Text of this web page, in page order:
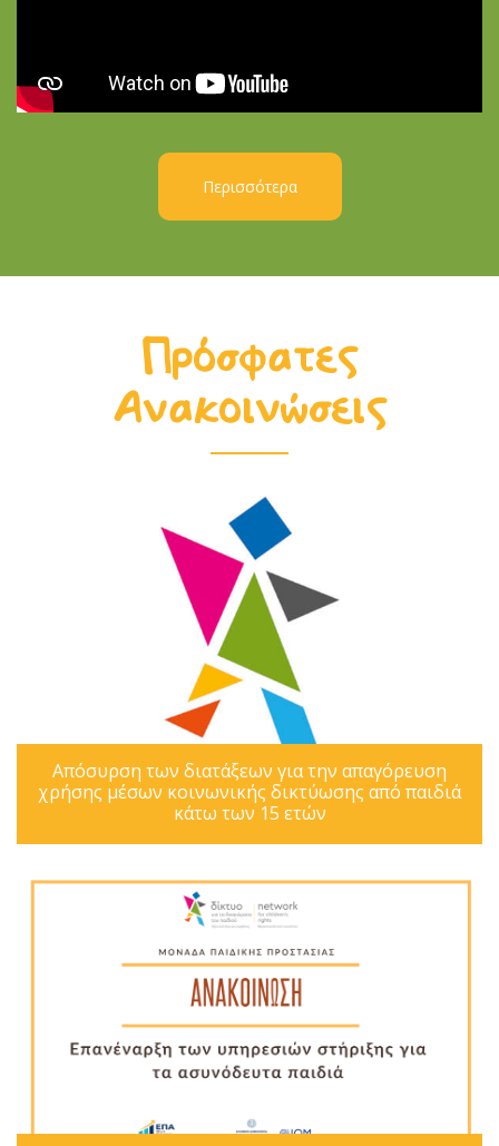
Περισσότερα
Πρόσφατες
Ανακοινώσεις
Απόσυρση των διατάξεων για την απαγόρευση
χρήσης μέσων κοινωνικής δικτύωσης από παιδιά
κάτω των 15 ετών